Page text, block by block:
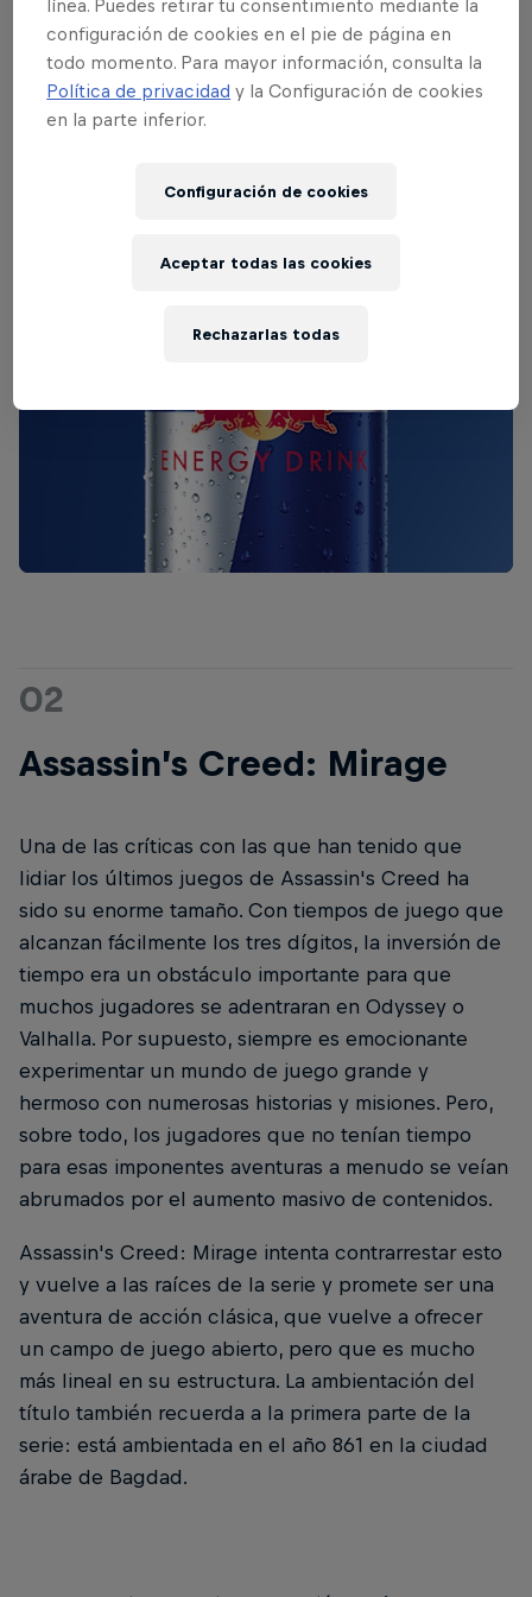
Más información
02
Assassin’s Creed: Mirage
Una de las críticas con las que han tenido que
lidiar los últimos juegos de Assassin's Creed ha
sido su enorme tamaño. Con tiempos de juego que
alcanzan fácilmente los tres dígitos, la inversión de
tiempo era un obstáculo importante para que
muchos jugadores se adentraran en Odyssey o
Valhalla. Por supuesto, siempre es emocionante
experimentar un mundo de juego grande y
hermoso con numerosas historias y misiones. Pero,
sobre todo, los jugadores que no tenían tiempo
para esas imponentes aventuras a menudo se veían
abrumados por el aumento masivo de contenidos.
Assassin's Creed: Mirage intenta contrarrestar esto
y vuelve a las raíces de la serie y promete ser una
aventura de acción clásica, que vuelve a ofrecer
un campo de juego abierto, pero que es mucho
más lineal en su estructura. La ambientación del
título también recuerda a la primera parte de la
serie: está ambientada en el año 861 en la ciudad
árabe de Bagdad.
línea. Puedes retirar tu consentimiento mediante la
configuración de cookies en el pie de página en
todo momento. Para mayor información, consulta la
Política de privacidad y la Configuración de cookies
en la parte inferior.
Configuración de cookies
Rechazarlas todas
Aceptar todas las cookies